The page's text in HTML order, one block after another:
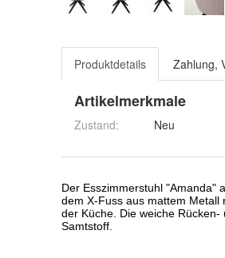
Produktdetails Zahlung,
Artikelmerkmale
Zustand: Neu